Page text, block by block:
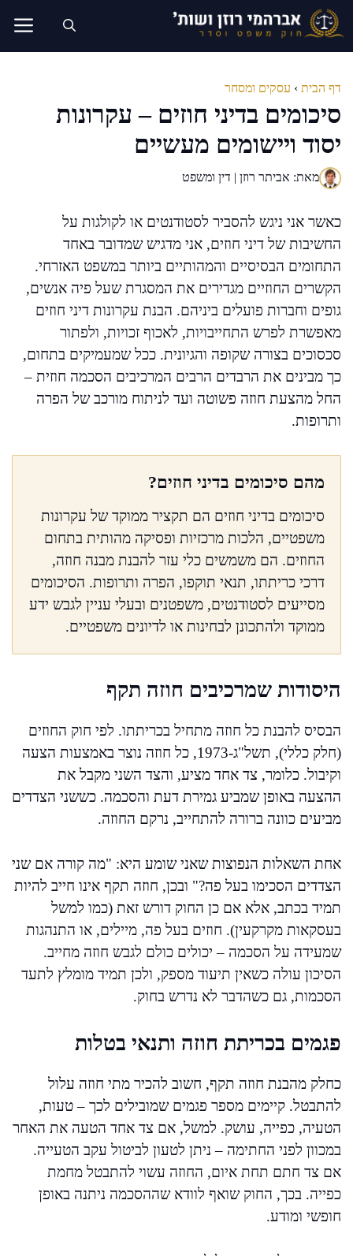
לדלג
לתוכן
דף הבית › עסקים ומסחר
סיכומים בדיני חוזים – עקרונות
יסוד ויישומים מעשיים
מאת: אביתר רוזן | דין ומשפט
כאשר אני ניגש להסביר לסטודנטים או לקולגות על
החשיבות של דיני חוזים, אני מדגיש שמדובר באחד
התחומים הבסיסיים והמהותיים ביותר במשפט האזרחי.
הקשרים החוזיים מגדירים את המסגרת שעל פיה אנשים,
גופים וחברות פועלים ביניהם. הבנת עקרונות דיני חוזים
מאפשרת לפרש התחייבויות, לאכוף זכויות, ולפתור
סכסוכים בצורה שקופה והגיונית. ככל שמעמיקים בתחום,
כך מבינים את הרבדים הרבים המרכיבים הסכמה חוזית –
החל מהצעת חוזה פשוטה ועד לניתוח מורכב של הפרה
ותרופות.
מהם סיכומים בדיני חוזים?
סיכומים בדיני חוזים הם תקציר ממוקד של עקרונות
משפטיים, הלכות מרכזיות ופסיקה מהותית בתחום
החוזים. הם משמשים כלי עזר להבנת מבנה חוזה,
דרכי כריתתו, תנאי תוקפו, הפרה ותרופות. הסיכומים
מסייעים לסטודנטים, משפטנים ובעלי עניין לגבש ידע
ממוקד ולהתכונן לבחינות או לדיונים משפטיים.
היסודות שמרכיבים חוזה תקף
הבסיס להבנת כל חוזה מתחיל בכריתתו. לפי חוק החוזים
(חלק כללי), תשל"ג-1973, כל חוזה נוצר באמצעות הצעה
וקיבול. כלומר, צד אחד מציע, והצד השני מקבל את
ההצעה באופן שמביע גמירת דעת והסכמה. כששני הצדדים
מביעים כוונה ברורה להתחייב, נרקם החוזה.
אחת השאלות הנפוצות שאני שומע היא: "מה קורה אם שני
הצדדים הסכימו בעל פה?" ובכן, חוזה תקף אינו חייב להיות
תמיד בכתב, אלא אם כן החוק דורש זאת (כמו למשל
בעסקאות מקרקעין). חוזים בעל פה, מיילים, או התנהגות
שמעידה על הסכמה – יכולים כולם לגבש חוזה מחייב.
הסיכון עולה כשאין תיעוד מספק, ולכן תמיד מומלץ לתעד
הסכמות, גם כשהדבר לא נדרש בחוק.
פגמים בכריתת חוזה ותנאי בטלות
כחלק מהבנת חוזה תקף, חשוב להכיר מתי חוזה עלול
להתבטל. קיימים מספר פגמים שמובילים לכך – טעות,
הטעיה, כפייה, עושק. למשל, אם צד אחד הטעה את האחר
במכוון לפני החתימה – ניתן לטעון לביטול עקב הטעייה.
אם צד חתם תחת איום, החוזה עשוי להתבטל מחמת
כפייה. בכך, החוק שואף לוודא שההסכמה ניתנה באופן
חופשי ומודע.